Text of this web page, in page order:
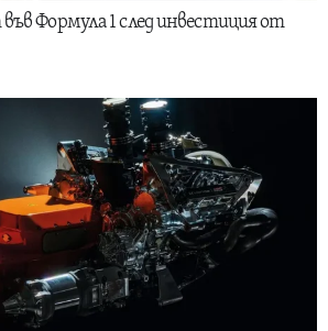
Формула 1 след инвестиция от